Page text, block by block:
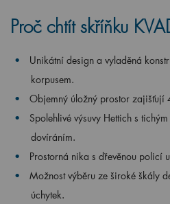
Proč chtít skříňku
Unikátní design a vyladěná
korpusem.
Objemný úložný prostor zajišťují
Spolehlivé výsuvy Hettich s
dovíráním.
Prostorná nika s dřevěnou policí
Možnost výběru ze široké škály
úchytek.